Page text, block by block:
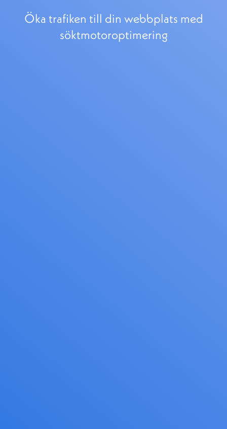
Öka trafiken till din webbplats med
söktmotoroptimering